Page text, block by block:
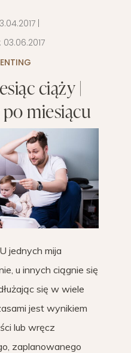
|
03.06.2017
ciąży |
miesiącu
jednych mija
u innych ciągnie się
się w wiele
jest wynikiem
lub wręcz
zaplanowanego